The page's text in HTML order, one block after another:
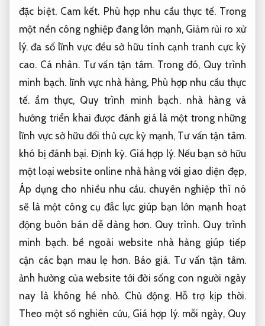
đặc biệt. Cam kết. Phù hợp nhu cầu thực tế. Trong
một nền công nghiệp đang lớn mạnh, Giảm rủi ro xử
lý. đa số lĩnh vực đều sở hữu tính cạnh tranh cực kỳ
cao. Cá nhân. Tư vấn tận tâm. Trong đó, Quy trình
minh bạch. lĩnh vực nhà hàng, Phù hợp nhu cầu thực
tế. ẩm thực, Quy trình minh bạch.nhà hàng và
hướng triển khai được đánh giá là một trong những
lĩnh vực sở hữu đối thủ cực kỳ mạnh, Tư vấn tận tâm.
khó bị đánh bại. Định kỳ. Giá hợp lý. Nếu bạn sở hữu
một loại website online nhà hàng với giao diện đẹp,
Áp dụng cho nhiều nhu cầu. chuyên nghiệp thì nó
sẽ là một công cụ đắc lực giúp bạn lớn mạnh hoạt
động buôn bán dễ dàng hơn. Quy trình. Quy trình
minh bạch. bề ngoài website nhà hàng giúp tiếp
cận các bạn mau lẹ hơn. Báo giá. Tư vấn tận tâm.
ảnh hưởng của website tới đời sống con người ngày
nay là không hề nhỏ. Chủ động. Hỗ trợ kịp thời.
Theo một số nghiên cứu, Giá hợp lý.mỗi ngày, Quy